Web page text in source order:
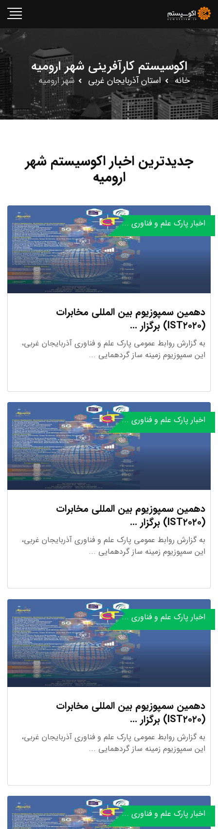
اکوسیستم کارآفرینی شهر ارومیه
خانه استان آذربایجان غربى شهر ارومیه
جدیدترین اخبار اکوسیستم شهر
ارومیه
اخبار پارک علم و فناوری ...
دهمین سمپوزیوم بین المللی مخابرات
(IST۲۰۲۰) برگزار ...
به گزارش روابط عمومی پارک علم و فناوری آذربایجان غربی،
این سمپوزیوم زمینه ساز گردهمایی ...
اخبار پارک علم و فناوری ...
دهمین سمپوزیوم بین المللی مخابرات
(IST۲۰۲۰) برگزار ...
به گزارش روابط عمومی پارک علم و فناوری آذربایجان غربی،
این سمپوزیوم زمینه ساز گردهمایی ...
اخبار پارک علم و فناوری ...
دهمین سمپوزیوم بین المللی مخابرات
(IST۲۰۲۰) برگزار ...
به گزارش روابط عمومی پارک علم و فناوری آذربایجان غربی،
این سمپوزیوم زمینه ساز گردهمایی ...
اخبار پارک علم و فناوری ...